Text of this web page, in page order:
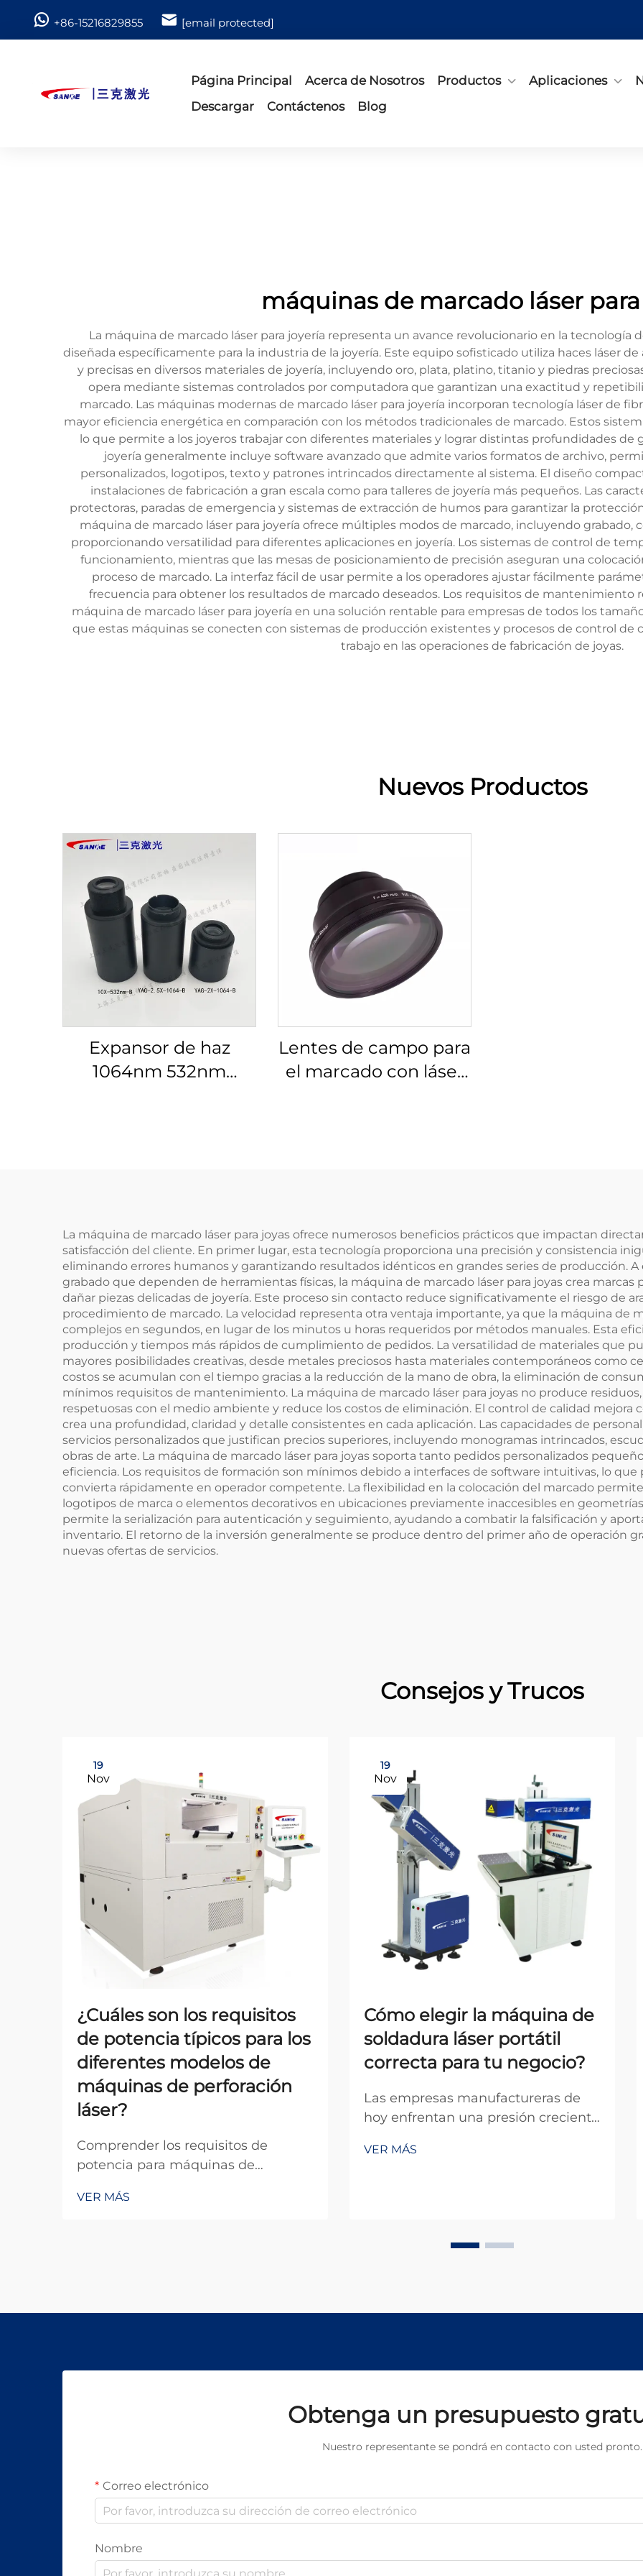
+86-15216829855 [email protected]
Página Principal Acerca de Nosotros Productos Aplicaciones
Descargar
Contáctenos Blog
máquinas de marcado láser
La máquina de marcado láser para joyería representa un avance revolucionario en la tecnología
diseñada específicamente para la industria de la joyería. Este equipo sofisticado utiliza haces láser
y precisas en diversos materiales de joyería, incluyendo oro, plata, platino, titanio y piedras
opera mediante sistemas controlados por computadora que garantizan una exactitud y
marcado. Las máquinas modernas de marcado láser para joyería incorporan tecnología láser de
mayor eficiencia energética en comparación con los métodos tradicionales de marcado. Estos
lo que permite a los joyeros trabajar con diferentes materiales y lograr distintas profundidades de
joyería generalmente incluye software avanzado que admite varios formatos de archivo,
personalizados, logotipos, texto y patrones intrincados directamente al sistema. El diseño
instalaciones de fabricación a gran escala como para talleres de joyería más pequeños. Las
protectoras, paradas de emergencia y sistemas de extracción de humos para garantizar la
máquina de marcado láser para joyería ofrece múltiples modos de marcado, incluyendo grabado,
proporcionando versatilidad para diferentes aplicaciones en joyería. Los sistemas de control de
funcionamiento, mientras que las mesas de posicionamiento de precisión aseguran una
proceso de marcado. La interfaz fácil de usar permite a los operadores ajustar fácilmente
frecuencia para obtener los resultados de marcado deseados. Los requisitos de mantenimiento
máquina de marcado láser para joyería en una solución rentable para empresas de todos los
que estas máquinas se conecten con sistemas de producción existentes y procesos de control de
trabajo en las operaciones de fabricación de joyas.
Nuevos Productos
Expansor de haz
1064nm 532nm
Lentes de campo para
el marcado con láser
La máquina de marcado láser para joyas ofrece numerosos beneficios prácticos que impactan
satisfacción del cliente. En primer lugar, esta tecnología proporciona una precisión y consistencia
eliminando errores humanos y garantizando resultados idénticos en grandes series de producción.
grabado que dependen de herramientas físicas, la máquina de marcado láser para joyas crea
dañar piezas delicadas de joyería. Este proceso sin contacto reduce significativamente el riesgo de
procedimiento de marcado. La velocidad representa otra ventaja importante, ya que la máquina de
complejos en segundos, en lugar de los minutos u horas requeridos por métodos manuales. Esta
producción y tiempos más rápidos de cumplimiento de pedidos. La versatilidad de materiales que
mayores posibilidades creativas, desde metales preciosos hasta materiales contemporáneos como
costos se acumulan con el tiempo gracias a la reducción de la mano de obra, la eliminación de
mínimos requisitos de mantenimiento. La máquina de marcado láser para joyas no produce
respetuosas con el medio ambiente y reduce los costos de eliminación. El control de calidad mejora
crea una profundidad, claridad y detalle consistentes en cada aplicación. Las capacidades de
servicios personalizados que justifican precios superiores, incluyendo monogramas intrincados,
obras de arte. La máquina de marcado láser para joyas soporta tanto pedidos personalizados
eficiencia. Los requisitos de formación son mínimos debido a interfaces de software intuitivas, lo
convierta rápidamente en operador competente. La flexibilidad en la colocación del marcado
logotipos de marca o elementos decorativos en ubicaciones previamente inaccesibles en
permite la serialización para autenticación y seguimiento, ayudando a combatir la falsificación y
inventario. El retorno de la inversión generalmente se produce dentro del primer año de operación
nuevas ofertas de servicios.
Consejos y Trucos
19
Nov
¿Cuáles son los requisitos
de potencia típicos para los
diferentes modelos de
máquinas de perforación
láser?
Comprender los requisitos de
potencia para máquinas de
fabricantes, ingenieros y
VER MÁS
19
Nov
Cómo elegir la máquina de
soldadura láser portátil
correcta para tu negocio?
Las empresas manufactureras de
hoy enfrentan una presión creciente
mantienen estándares
una movilidad sin precedentes, p...
VER MÁS
Obtenga un presupuesto
Nuestro representante se pondrá en contacto con usted pronto.
Correo electrónico
Nombre